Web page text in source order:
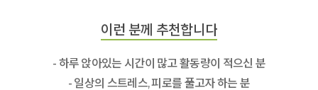
이런 분께 추천합니다
- 하루 앉아있는 시간이 많고 활동량이 적으신 분
- 일상의 스트레스, 피로를 풀고자 하는 분